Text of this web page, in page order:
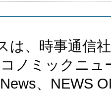
は、時事通信
ノミックニ
、NEWS